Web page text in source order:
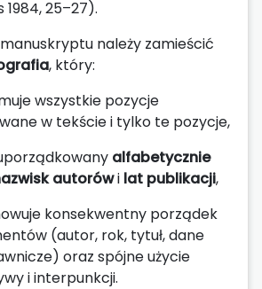
1984, 25–27).
należy zamieścić
, który:
wszystkie pozycje
w tekście i tylko te pozycje,
alfabetycznie
autorówi lat publikacji,
konsekwentny porządek
(autor, rok, tytuł, dane
oraz spójne użycie
i interpunkcji.